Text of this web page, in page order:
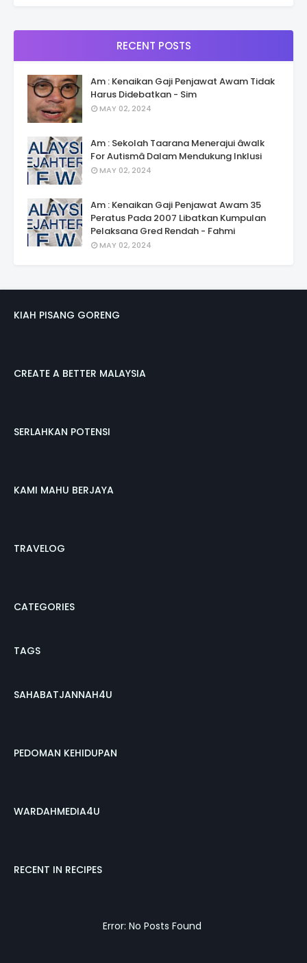
RECENT POSTS
Am : Kenaikan Gaji Penjawat Awam Tidak
Harus Didebatkan - Sim
MAY 02, 2024
Am : Sekolah Taarana Menerajui âwalk
For Autismâ Dalam Mendukung Inklusi
MAY 02, 2024
Am : Kenaikan Gaji Penjawat Awam 35
Peratus Pada 2007 Libatkan Kumpulan
Pelaksana Gred Rendah - Fahmi
MAY 02, 2024
KIAH PISANG GORENG
CREATE A BETTER MALAYSIA
SERLAHKAN POTENSI
KAMI MAHU BERJAYA
TRAVELOG
CATEGORIES
TAGS
SAHABATJANNAH4U
PEDOMAN KEHIDUPAN
WARDAHMEDIA4U
RECENT IN RECIPES
Error: No Posts Found